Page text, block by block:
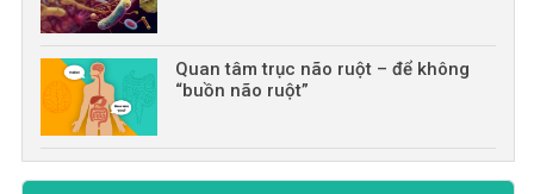
Quan tâm trục não ruột – để không
“buồn não ruột”